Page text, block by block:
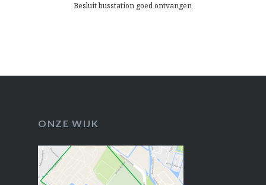
Besluit busstation goed ontvangen
ONZE WIJK